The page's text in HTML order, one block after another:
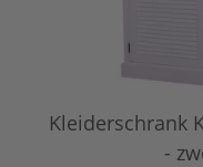
Kleiderschrank
-